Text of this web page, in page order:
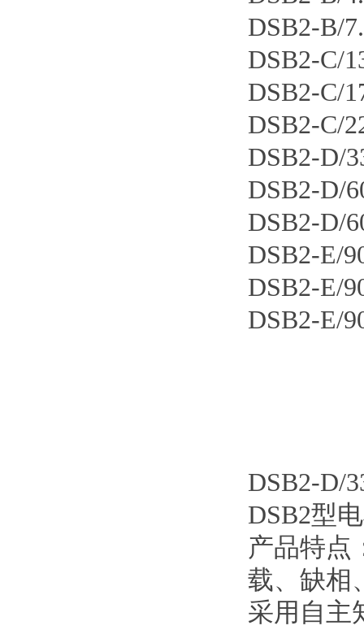
DSB2-B/
DSB2-C/
DSB2-C/
DSB2-C/
DSB2-D/
DSB2-D/
DSB2-D/
DSB2-E/
DSB2-E/
DSB2-E/
DSB2-D/
DSB2型
产品特点
载、缺相
采用自主